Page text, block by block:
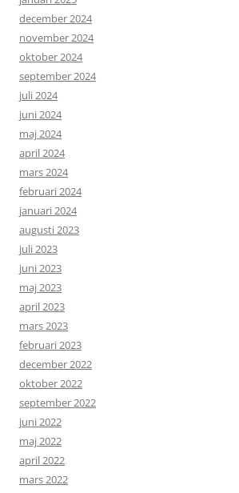
december 2024
november 2024
oktober 2024
september 2024
juli 2024
juni 2024
maj 2024
april 2024
mars 2024
februari 2024
januari 2024
augusti 2023
juli 2023
juni 2023
maj 2023
april 2023
mars 2023
februari 2023
december 2022
oktober 2022
september 2022
juni 2022
maj 2022
april 2022
mars 2022